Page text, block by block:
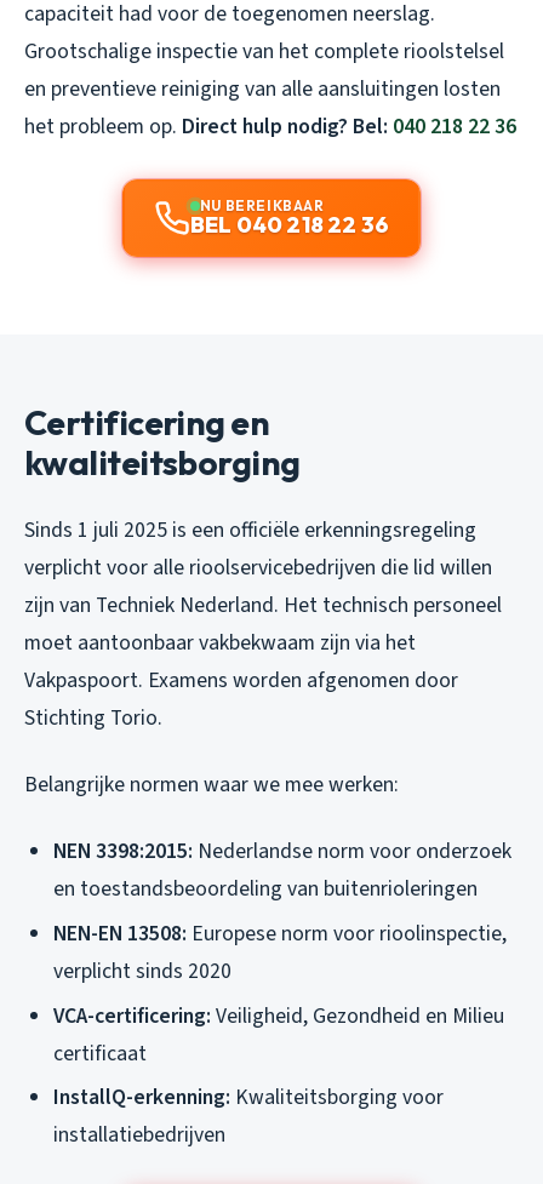
capaciteit had voor de toegenomen neerslag.
Grootschalige inspectie van het complete rioolstelsel
en preventieve reiniging van alle aansluitingen losten
het probleem op. Direct hulp nodig? Bel: 040 218 22 36
NU BEREIKBAAR
BEL 040 218 22 36
Certificering en
kwaliteitsborging
Sinds 1 juli 2025 is een officiële erkenningsregeling
verplicht voor alle rioolservicebedrijven die lid willen
zijn van Techniek Nederland. Het technisch personeel
moet aantoonbaar vakbekwaam zijn via het
Vakpaspoort. Examens worden afgenomen door
Stichting Torio.
Belangrijke normen waar we mee werken:
NEN 3398:2015: Nederlandse norm voor onderzoek
en toestandsbeoordeling van buitenrioleringen
NEN-EN 13508: Europese norm voor rioolinspectie,
verplicht sinds 2020
VCA-certificering: Veiligheid, Gezondheid en Milieu
certificaat
InstallQ-erkenning: Kwaliteitsborging voor
installatiebedrijven